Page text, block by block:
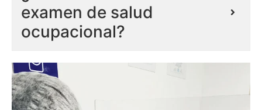
examen de salud
ocupacional?